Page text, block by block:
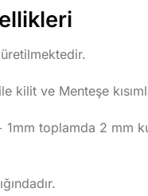
üretilmektedir.
kilit ve Menteşe
toplamda 2 mm